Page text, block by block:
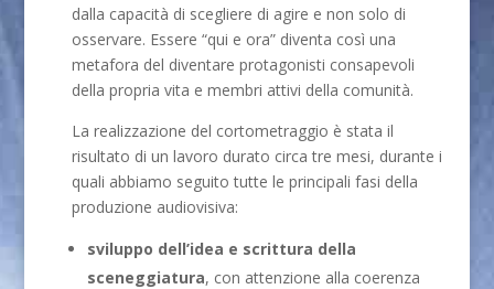
dalla capacità di scegliere di agire e non solo di
osservare. Essere “qui e ora” diventa così una
metafora del diventare protagonisti consapevoli
della propria vita e membri attivi della comunità.
La realizzazione del cortometraggio è stata il
risultato di un lavoro durato circa tre mesi, durante i
quali abbiamo seguito tutte le principali fasi della
produzione audiovisiva:
sviluppo dell’idea e scrittura della
sceneggiatura, con attenzione alla coerenza